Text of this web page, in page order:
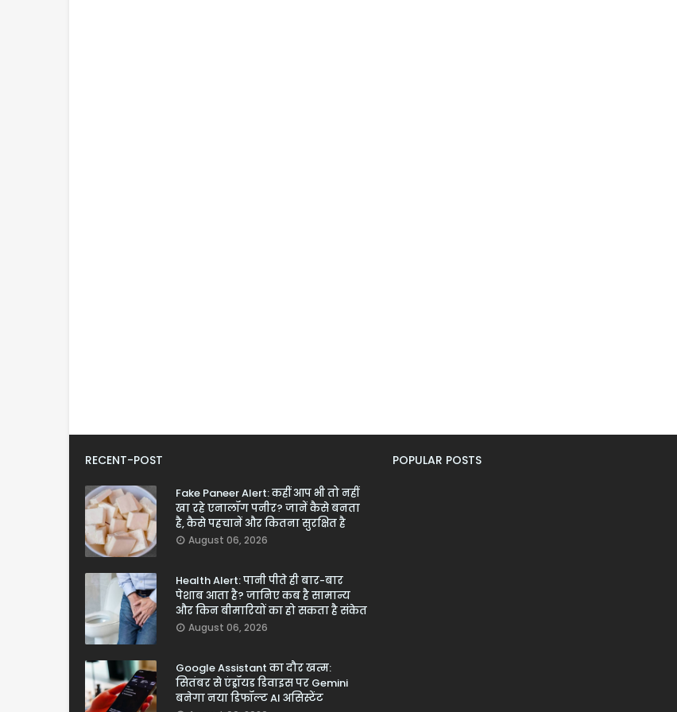
RECENT-POST
Fake Paneer Alert: कहीं आप भी तो नहीं
खा रहे एनालॉग पनीर? जानें कैसे बनता
है, कैसे पहचानें और कितना सुरक्षित है
August 06, 2026
Health Alert: पानी पीते ही बार-बार
पेशाब आता है? जानिए कब है सामान्य
और किन बीमारियों का हो सकता है संकेत
August 06, 2026
Google Assistant का दौर खत्म:
सितंबर से एंड्रॉयड डिवाइस पर Gemini
बनेगा नया डिफॉल्ट AI असिस्टेंट
POPULAR POSTS